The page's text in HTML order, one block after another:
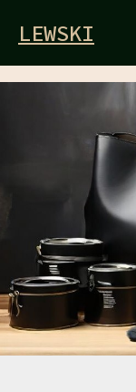
LEWSKI